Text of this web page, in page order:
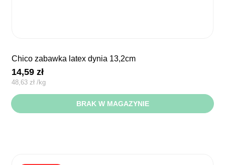
chico zabawka latex dynia 13,2cm
14,59zł
48,63 zł /kg
BRAK W MAGAZYNIE